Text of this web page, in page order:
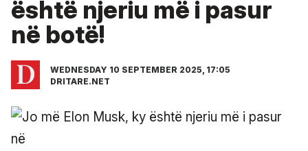
është njeriu më i pasur
në botë!
WEDNESDAY 10 SEPTEMBER 2025, 17:05
DRITARE.NET